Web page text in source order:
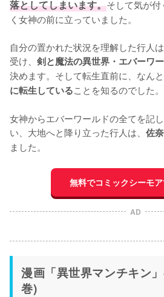
落としてしまいます。そして気が
く女神の前に立っていました。
自分の置かれた状況を理解した行人
受け、 剣と魔法の異世界・エバーワ
決めます。そして転生直前に、なんと
に転生していることを知るのでした。
女神からエバーワールドの全てを記
い、大地へと降り立った行人は、 佐
ました。
無料でコミックシーモ
AD
漫画「異世界マンチキン
巻)